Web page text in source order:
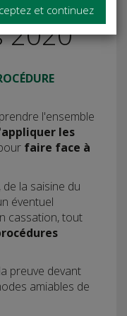
2020
l'ensemble
appliquer les
faire face à
la saisine du
éventuel
cassation, tout
preuve devant
amiables de
et continuez